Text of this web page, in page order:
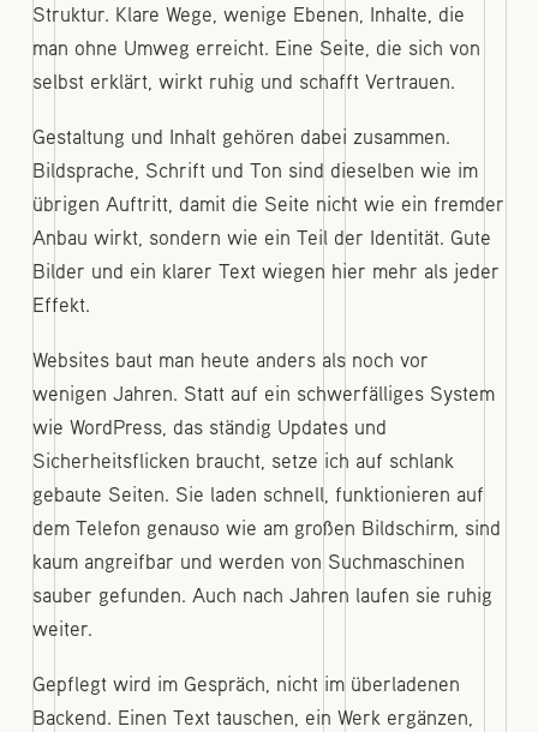
Struktur. Klare Wege, wenige Ebenen, Inhalte, die
man ohne Umweg erreicht. Eine Seite, die sich von
selbst erklärt, wirkt ruhig und schafft Vertrauen.
Gestaltung und Inhalt gehören dabei zusammen.
Bildsprache, Schrift und Ton sind dieselben wie im
übrigen Auftritt, damit die Seite nicht wie ein fremder
Anbau wirkt, sondern wie ein Teil der Identität. Gute
Bilder und ein klarer Text wiegen hier mehr als jeder
Effekt.
Websites baut man heute anders als noch vor
wenigen Jahren. Statt auf ein schwerfälliges System
wie WordPress, das ständig Updates und
Sicherheitsflicken braucht, setze ich auf schlank
gebaute Seiten. Sie laden schnell, funktionieren auf
dem Telefon genauso wie am großen Bildschirm, sind
kaum angreifbar und werden von Suchmaschinen
sauber gefunden. Auch nach Jahren laufen sie ruhig
weiter.
Gepflegt wird im Gespräch, nicht im überladenen
Backend. Einen Text tauschen, ein Werk ergänzen,